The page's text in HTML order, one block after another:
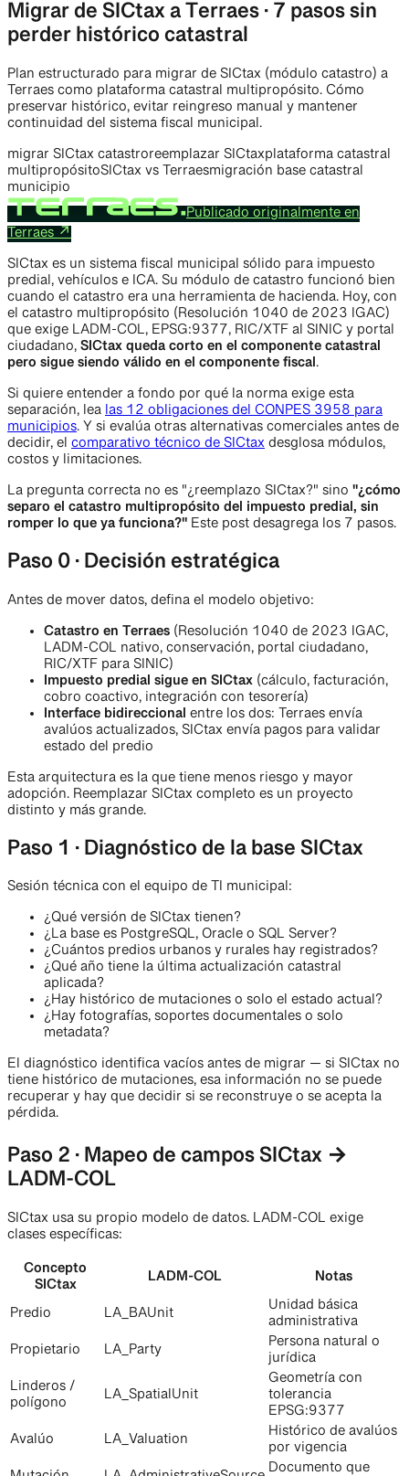
Migrar de SICtax a Terraes · 7 pasos sin
perder histórico catastral
Plan estructurado para migrar de SICtax (módulo catastro) a
Terraes como plataforma catastral multipropósito. Cómo
preservar histórico, evitar reingreso manual y mantener
continuidad del sistema fiscal municipal.
migrar SICtax catastroreemplazar SICtaxplataforma catastral
multipropósitoSICtax vs Terraesmigración base catastral
municipio
Publicado originalmente en
Terraes↗
SICtax es un sistema fiscal municipal sólido para impuesto
predial, vehículos e ICA. Su módulo de catastro funcionó bien
cuando el catastro era una herramienta de hacienda. Hoy, con
el catastro multipropósito (Resolución 1040 de 2023 IGAC)
que exige LADM-COL, EPSG:9377, RIC/XTF al SINIC y portal
ciudadano, SICtax queda corto en el componente catastral
pero sigue siendo válido en el componente fiscal.
Si quiere entender a fondo por qué la norma exige esta
separación, lea las 12 obligaciones del CONPES 3958 para
municipios. Y si evalúa otras alternativas comerciales antes de
decidir, el comparativo técnico de SICtax desglosa módulos,
costos y limitaciones.
La pregunta correcta no es "¿reemplazo SICtax?" sino "¿cómo
separo el catastro multipropósito del impuesto predial, sin
romper lo que ya funciona?" Este post desagrega los 7 pasos.
Paso 0 · Decisión estratégica
Antes de mover datos, defina el modelo objetivo:
Catastro en Terraes (Resolución 1040 de 2023 IGAC,
LADM-COL nativo, conservación, portal ciudadano,
RIC/XTF para SINIC)
Impuesto predial sigue en SICtax (cálculo, facturación,
cobro coactivo, integración con tesorería)
Interface bidireccional entre los dos: Terraes envía
avalúos actualizados, SICtax envía pagos para validar
estado del predio
Esta arquitectura es la que tiene menos riesgo y mayor
adopción. Reemplazar SICtax completo es un proyecto
distinto y más grande.
Paso 1 · Diagnóstico de la base SICtax
Sesión técnica con el equipo de TI municipal:
¿Qué versión de SICtax tienen?
¿La base es PostgreSQL, Oracle o SQL Server?
¿Cuántos predios urbanos y rurales hay registrados?
¿Qué año tiene la última actualización catastral
aplicada?
¿Hay histórico de mutaciones o solo el estado actual?
¿Hay fotografías, soportes documentales o solo
metadata?
El diagnóstico identifica vacíos antes de migrar — si SICtax no
tiene histórico de mutaciones, esa información no se puede
recuperar y hay que decidir si se reconstruye o se acepta la
pérdida.
Paso 2 · Mapeo de campos SICtax →
LADM-COL
SICtax usa su propio modelo de datos. LADM-COL exige
clases específicas:
Concepto
SICtax
LADM-COL Notas
Predio LA_BAUnit
Unidad básica
administrativa
Propietario
LA_Party
Persona natural o
jurídica
Linderos /
polígono
LA_SpatialUnit
Geometría con
tolerancia
EPSG:9377
Avalúo
LA_Valuation
Histórico de avalúos
por vigencia
Documento que